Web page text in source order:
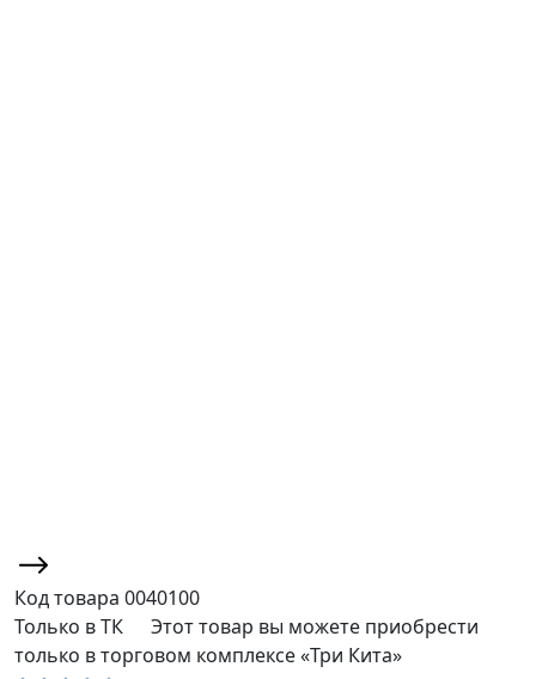
Код товара 0040100
Только в ТК
Этот товар вы можете приобрести
только в торговом комплексе «Три Кита»